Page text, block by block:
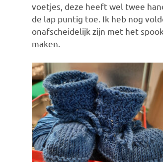
voetjes, deze heeft wel twee
de lap puntig toe. Ik heb nog
onafscheidelijk zijn met het
maken.